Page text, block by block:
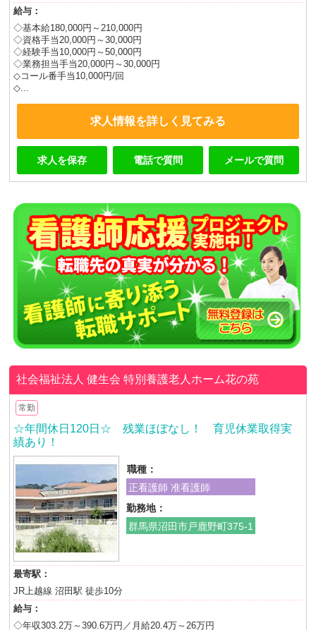
給与：
◇基本給180,000円～210,000円
◇資格手当20,000円～30,000円
◇経験手当10,000円～50,000円
◇業務担当手当20,000円～30,000円
◇コール番手当10,000円/回
◇...
求人情報を詳しく見てみる
求人を保存 電話で質問 メールで質問
社会福祉法人 健生会特別養護老人ホーム花の苑
常勤
☆年間休日120日☆ 残業ほぼなし！ 育児休業取得実
績あり！
職種：
正看護師 准看護師
勤務地：
群馬県沼田市戸鹿野町375-1
最寄駅：
JR上越線 沼田駅 徒歩10分
給与：
◇年収303.2万～390.6万円／月給20.4万～26万円